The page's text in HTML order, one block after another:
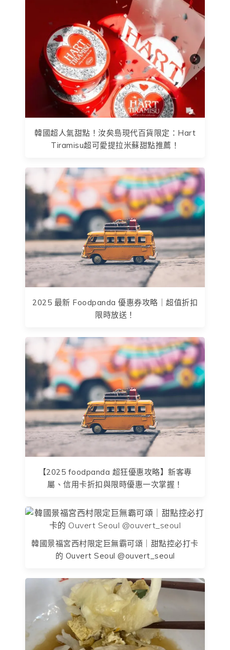
韓國超人氣甜點！汝矣島現代百貨限定：Hart
Tiramisu超可愛提拉米蘇甜點推薦！
2025 最新 Foodpanda 優惠券攻略｜超值折扣
限時放送！
【2025 foodpanda 超狂優惠攻略】新客專
屬、信用卡折扣與限時優惠一次掌握！
韓國景福宮西村限定巨無霸可頌｜甜點控必打卡
的 Ouvert Seoul @ouvert_seoul